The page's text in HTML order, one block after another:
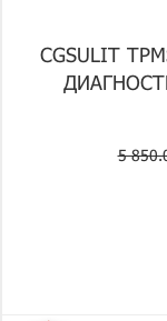
CGSULIT
5